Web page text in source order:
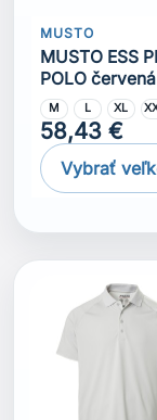
MUSTO
MUSTO ESS
POLO červená
M L XL
58,43 €
Vybrať